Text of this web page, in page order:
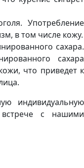
Употребление
в том числе кожу.
сахара.
сахара
что приведет к
индивидуальную
с нашими